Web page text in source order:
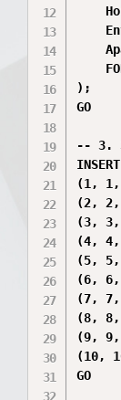
);
GO
-- 3.
(1,
(2,
(3,
(4,
(5,
(6, 6,
(7, 7,
(8, 8,
(9, 9,
(10,
GO